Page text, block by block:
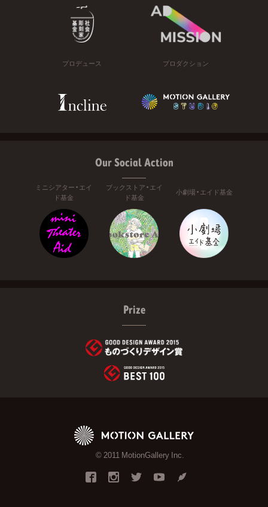
プロデュース プロダクション
Our Social Action
ミニシアター・エイ
ド基金
ブックストア・エイ
ド基金
小劇場・エイド基金
Prize
© 2011 MotionGallery Inc.